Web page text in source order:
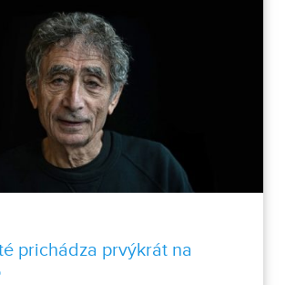
prichádza prvýkrát na